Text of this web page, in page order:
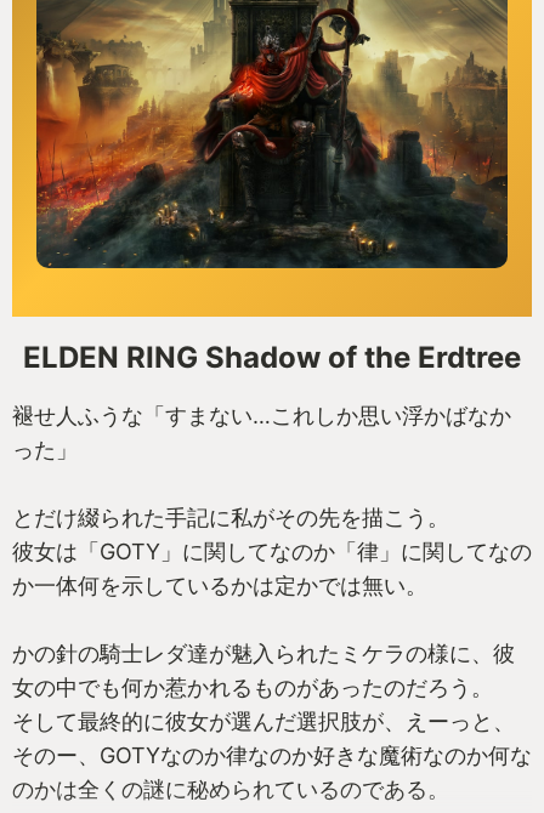
ELDEN RING Shadow of the Erdtree
褪せ人ふうな「すまない…これしか思い浮かばなか
った」
とだけ綴られた手記に私がその先を描こう。
彼女は「GOTY」に関してなのか「律」に関してなの
か一体何を示しているかは定かでは無い。
かの針の騎士レダ達が魅入られたミケラの様に、彼
女の中でも何か惹かれるものがあったのだろう。
そして最終的に彼女が選んだ選択肢が、えーっと、
そのー、GOTYなのか律なのか好きな魔術なのか何な
のかは全くの謎に秘められているのである。